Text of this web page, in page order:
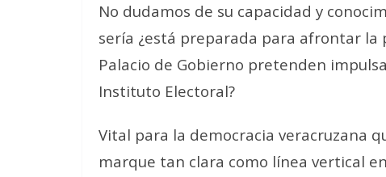
No dudamos de su capacidad y
sería ¿está preparada para afrontar
Palacio de Gobierno pretenden
Instituto Electoral?
Vital para la democracia veracruzana
marque tan clara como línea vertical